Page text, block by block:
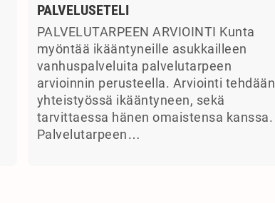
PALVELUSETELI
PALVELUTARPEEN ARVIOINTI Kunta
myöntää ikääntyneille asukkailleen
vanhuspalveluita palvelutarpeen
arvioinnin perusteella. Arviointi tehdään
yhteistyössä ikääntyneen, sekä
tarvittaessa hänen omaistensa kanssa.
Palvelutarpeen…